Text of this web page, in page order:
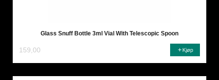
Glass Snuff Bottle 3ml Vial With Telescopic Spoon
159,00 Kjøp